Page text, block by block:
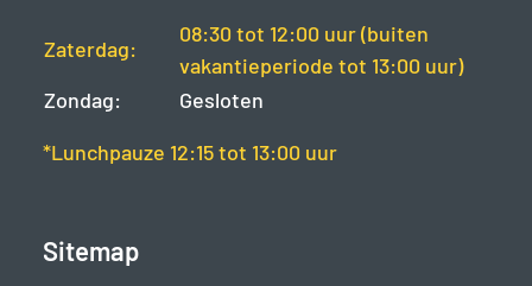
Zaterdag:
08:30 tot 12:00 uur (buiten
vakantieperiode tot 13:00 uur)
Zondag:
Gesloten
*Lunchpauze 12:15 tot 13:00 uur
Sitemap